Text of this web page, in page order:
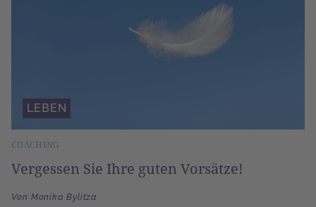
COACHING
Vergessen Sie Ihre guten Vorsätze!
Von Monika Bylitza
LEBEN